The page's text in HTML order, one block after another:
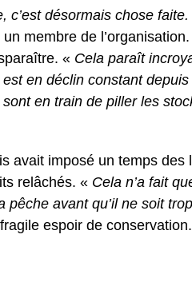
c’est désormais chose
membre de
« Cela paraît
en déclin constant
en train de piller les
avait imposé un temps des
relâchés. « Cela n’a fait
avant qu’il ne soit
espoir de conservation.